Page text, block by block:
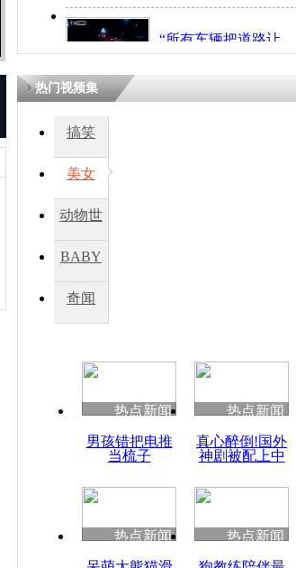
“所有车辆把道路让
开！”儿童突发疾病交
因
度苗族花山节
魂
热门视频集
搞笑
美女
动物世
BABY
秀
奇闻
热点新闻
男孩错把电推
当梳子
热点新闻
真心醉倒!国外
神剧被配上中
热点新闻
热点新闻